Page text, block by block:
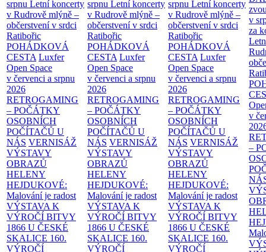
srpnu Letní koncerty
v Rudrově mlýně –
občerstvení v srdci
Ratibořic
POHÁDKOVÁ
CESTA Luxfer
Open Space
v červenci a srpnu
2026
RETROGAMING
– POČÁTKY
OSOBNÍCH
POČÍTAČŮ U
NÁS VERNISÁŽ
VÝSTAVY
OBRAZŮ
HELENY
HEJDUKOVÉ:
Malování je radost
VÝSTAVA K
VÝROČÍ BITVY
1866 U ČESKÉ
SKALICE 160.
VÝROČÍ
srpnu Letní koncerty
v Rudrově mlýně –
občerstvení v srdci
Ratibořic
POHÁDKOVÁ
CESTA Luxfer
Open Space
v červenci a srpnu
2026
RETROGAMING
– POČÁTKY
OSOBNÍCH
POČÍTAČŮ U
NÁS VERNISÁŽ
VÝSTAVY
OBRAZŮ
HELENY
HEJDUKOVÉ:
Malování je radost
VÝSTAVA K
VÝROČÍ BITVY
1866 U ČESKÉ
SKALICE 160.
VÝROČÍ
srpnu Letní koncerty
v Rudrově mlýně –
občerstvení v srdci
Ratibořic
POHÁDKOVÁ
CESTA Luxfer
Open Space
v červenci a srpnu
2026
RETROGAMING
– POČÁTKY
OSOBNÍCH
POČÍTAČŮ U
NÁS VERNISÁŽ
VÝSTAVY
OBRAZŮ
HELENY
HEJDUKOVÉ:
Malování je radost
VÝSTAVA K
VÝROČÍ BITVY
1866 U ČESKÉ
SKALICE 160.
VÝROČÍ
v
za
v
–